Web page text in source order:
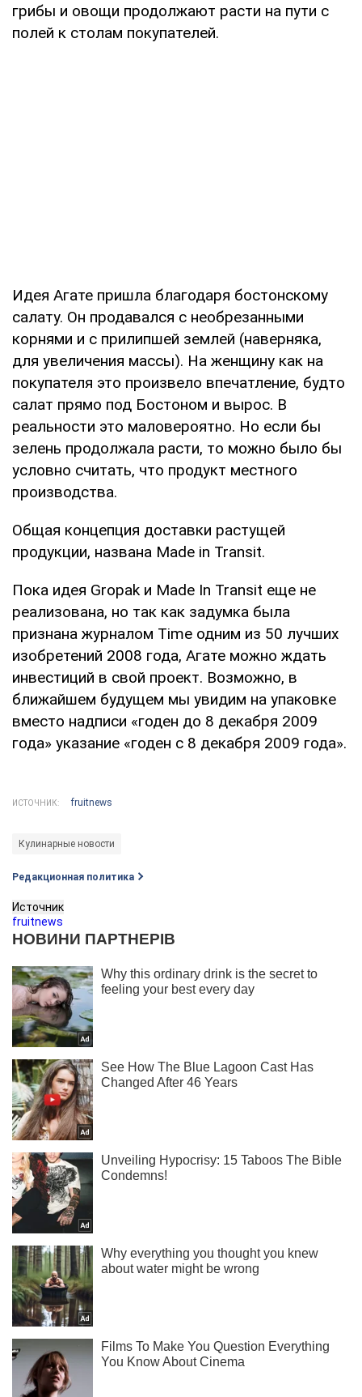
грибы и овощи продолжают расти на пути с
полей к столам покупателей.
Идея Агате пришла благодаря бостонскому
салату. Он продавался с необрезанными
корнями и с прилипшей землей (наверняка,
для увеличения массы). На женщину как на
покупателя это произвело впечатление, будто
салат прямо под Бостоном и вырос. В
реальности это маловероятно. Но если бы
зелень продолжала расти, то можно было бы
условно считать, что продукт местного
производства.
Общая концепция доставки растущей
продукции, названа Made in Transit.
Пока идея Gropak и Made In Transit еще не
реализована, но так как задумка была
признана журналом Time одним из 50 лучших
изобретений 2008 года, Агате можно ждать
инвестиций в свой проект. Возможно, в
ближайшем будущем мы увидим на упаковке
вместо надписи «годен до 8 декабря 2009
года» указание «годен с 8 декабря 2009 года».
ИСТОЧНИК: fruitnews
Кулинарные новости
Редакционная политика
Источник
fruitnews